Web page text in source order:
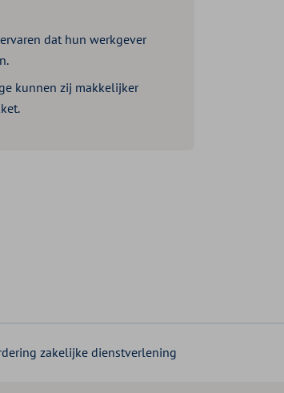
dat hun werkgever
kunnen zij makkelijker
zakelijke dienstverlening